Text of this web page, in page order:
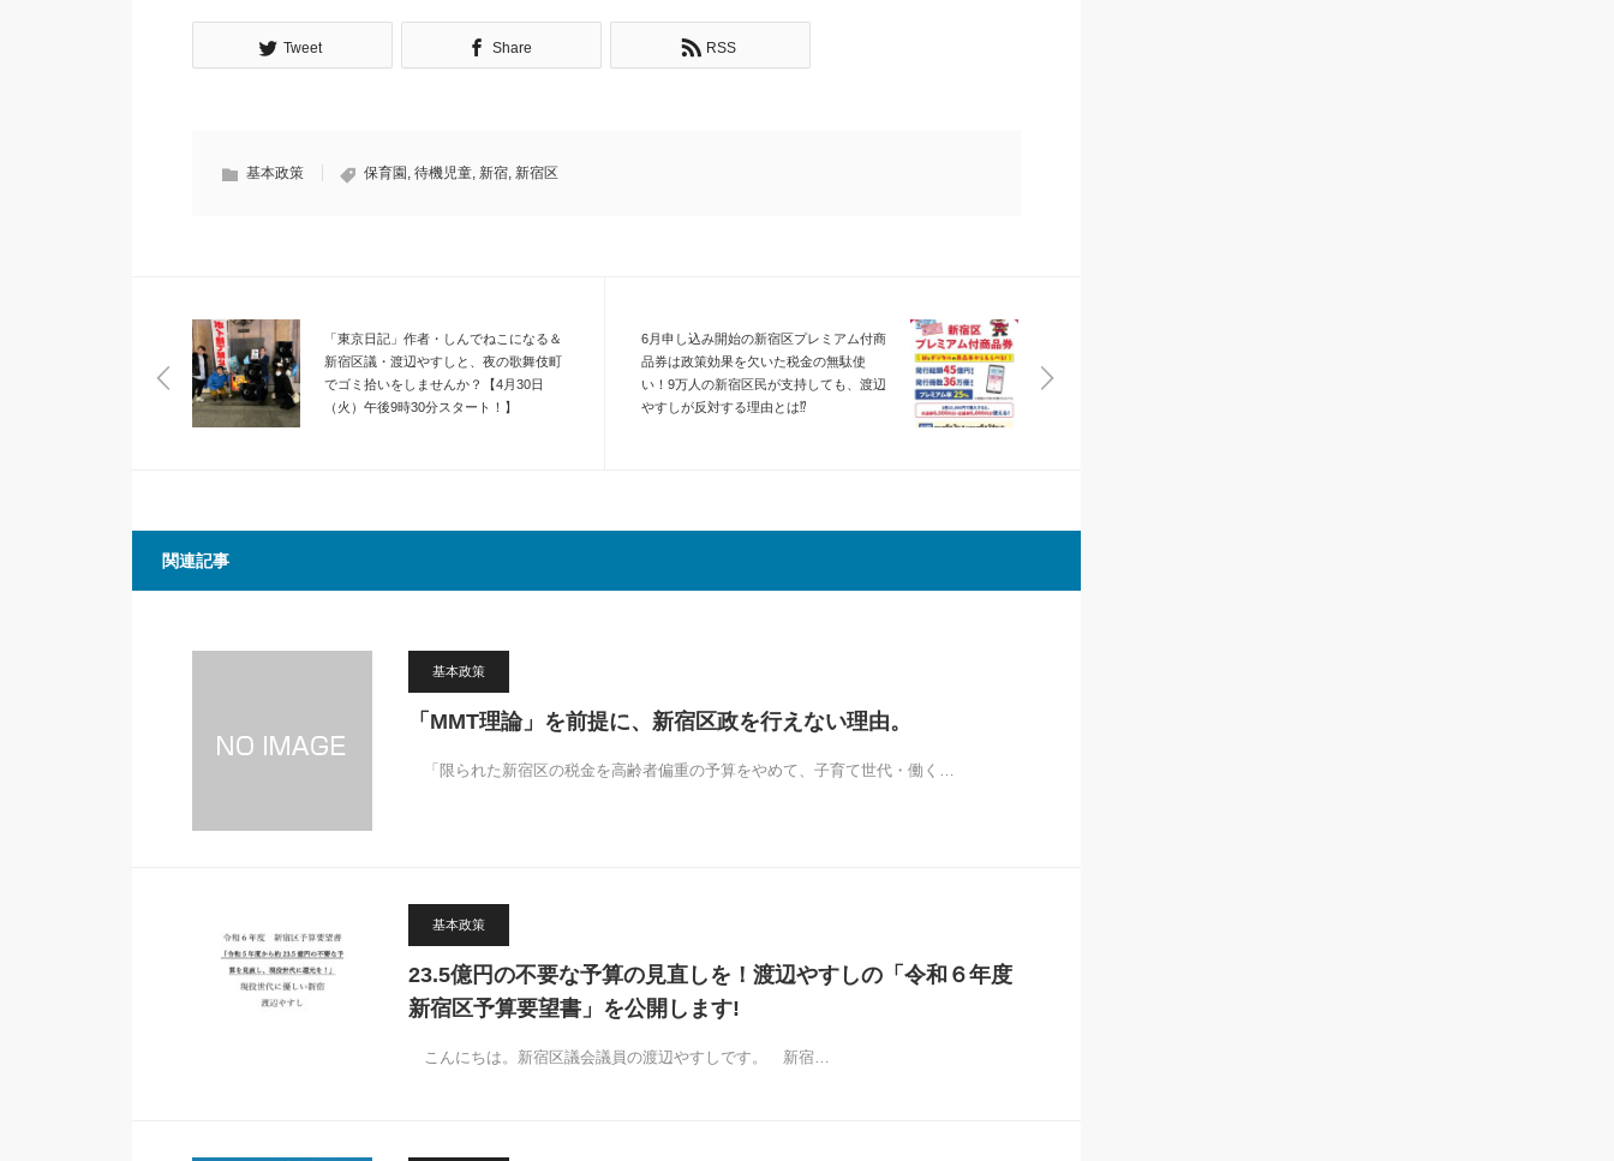
Tweet Share RSS
基本政策 保育園 , 待機児童, 新宿, 新宿区
「東京日記」作者・しんでねこになる＆
新宿区議・渡辺やすしと、夜の歌舞伎町
でゴミ拾いをしませんか？【4月30日
（火）午後9時30分スタート！】
6月申し込み開始の新宿区プレミアム付商
品券は政策効果を欠いた税金の無駄使
い！9万人の新宿区民が支持しても、渡辺
やすしが反対する理由とは⁉
関連記事
基本政策
「MMT理論」を前提に、新宿区政を行えない理由。
「限られた新宿区の税金を高齢者偏重の予算をやめて、子育て世代・働く…
基本政策
23.5億円の不要な予算の見直しを！渡辺やすしの「令和６年度
新宿区予算要望書」を公開します!
こんにちは。新宿区議会議員の渡辺やすしです。 新宿…